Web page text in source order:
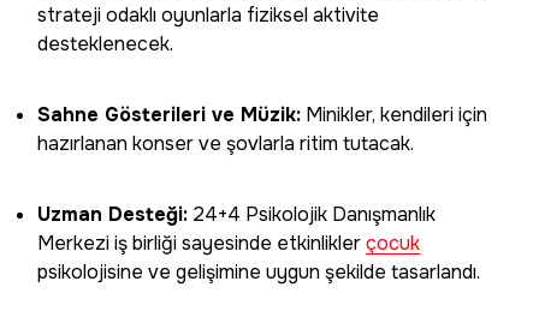
strateji odaklı oyunlarla fiziksel aktivite
desteklenecek.
Sahne Gösterileri ve Müzik: Minikler, kendileri için
hazırlanan konser ve şovlarla ritim tutacak.
Uzman Desteği: 24+4 Psikolojik Danışmanlık
Merkezi iş birliği sayesinde etkinliklerçocuk
psikolojisine ve gelişimine uygun şekilde tasarlandı.